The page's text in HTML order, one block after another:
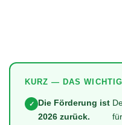
KURZ — DAS
✓
Die Förderung ist
2026 zurück.